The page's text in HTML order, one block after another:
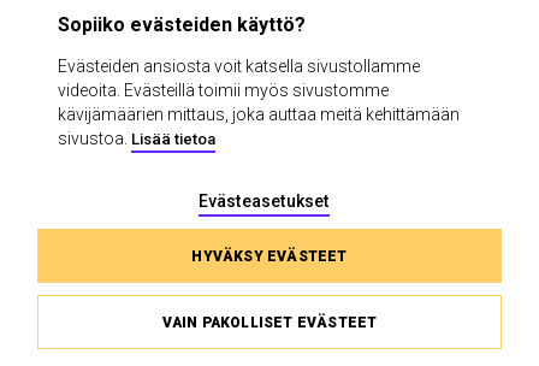
Tallentavan kameravalvonnan rekisteriseloste
Evästeasetukset
Intra
Sopiiko evästeiden käyttö?
Evästeiden ansiosta voit katsella sivustollamme
videoita. Evästeillä toimii myös sivustomme
kävijämäärien mittaus, joka auttaa meitä kehittämään
sivustoa. Lisää tietoa
Evästeasetukset
HYVÄKSY EVÄSTEET
VAIN PAKOLLISET EVÄSTEET